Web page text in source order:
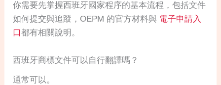
你需要先掌握西班牙國家程序的基本流程，包括文件
如何提交與追蹤，OEPM 的官方材料與 電子申請入
口都有相關說明。
西班牙商標文件可以自行翻譯嗎？
通常可以。